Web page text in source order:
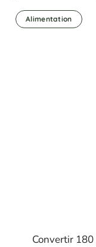
Alimentation
Convertir